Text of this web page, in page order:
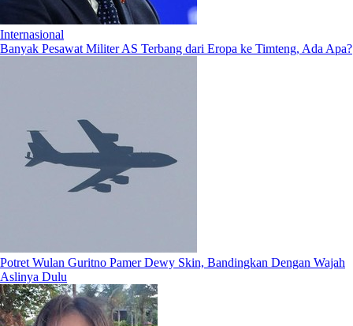
Internasional
Banyak Pesawat Militer AS Terbang dari Eropa ke Timteng, Ada Apa?
Potret Wulan Guritno Pamer Dewy Skin, Bandingkan Dengan Wajah
Aslinya Dulu